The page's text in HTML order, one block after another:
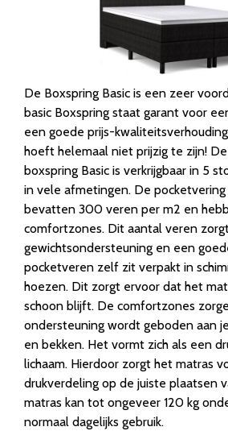
De Boxspring Basic is een zeer
basic Boxspring staat garant voor
een goede prijs-
hoeft helemaal niet prijzig te zijn!
boxspring Basic is verkrijgbaar in 5
in vele afmetingen. De
bevatten 300 veren per m2 en
comfortzones. Dit aantal veren
gewichtsondersteuning en een
pocketveren zelf zit verpakt in
hoezen. Dit zorgt ervoor dat het
schoon blijft. De comfortzones
ondersteuning wordt geboden aan
en bekken. Het vormt zich als een
lichaam. Hierdoor zorgt het matras
drukverdeling op de juiste plaatsen
matras kan tot ongeveer 120 kg
normaal dagelijks gebruik.